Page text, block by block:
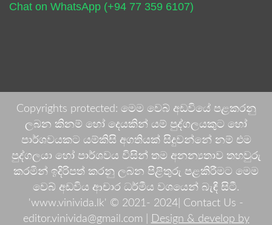
Chat on WhatsApp (+94 77 359 6107)
Copyrights protected: මෙම වෙබ් අඩවියේ පළකරනු
ලබන කිනම් හෝ දෙයකින් යම් පුද්ගලයකුට හෝ
පාර්ශවයකට යම්කිසි අගතියක් සිදුවන්නේ නම් එම
පුද්ගලයා හෝ පාර්ශවය විසින් තම අනන්‍යතාව තහවුරු
කරමින් ඉදිරිපත් කරනු ලබන පිළිතුරු පළකිරීමට මෙම
වෙබ් අඩවිය ආචාර ධර්මීය වශයෙන් බැඳී සිටී.
'www.vinivida.lk' © 2021- 2024| Contact Us -
editor.vinivida@gmail.com |
Design & develop by